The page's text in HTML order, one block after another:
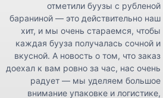
отметили буузы с рубленой
бараниной — это действительно наш
хит, и мы очень стараемся, чтобы
каждая бууза получалась сочной и
вкусной. А новость о том, что заказ
доехал к вам ровно за час, нас очень
радует — мы уделяем большое
внимание упаковке и логистике,